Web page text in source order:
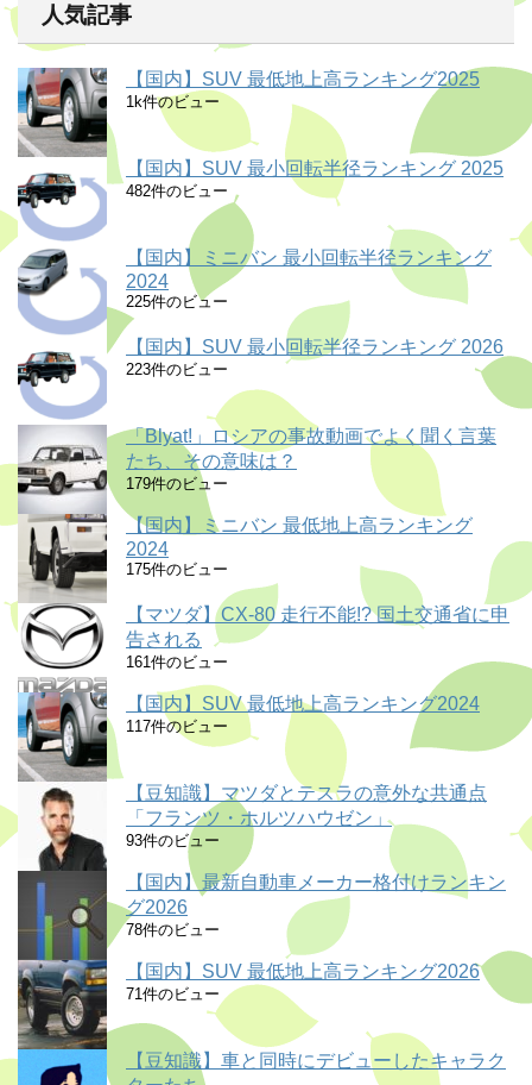
人気記事
【国内】SUV 最低地上高ランキング2025
1k件のビュー
【国内】SUV 最小回転半径ランキング 2025
482件のビュー
【国内】ミニバン 最小回転半径ランキング
2024
225件のビュー
【国内】SUV 最小回転半径ランキング 2026
223件のビュー
「Blyat!」ロシアの事故動画でよく聞く言葉
たち、その意味は？
179件のビュー
【国内】ミニバン 最低地上高ランキング
2024
175件のビュー
【マツダ】CX-80 走行不能!? 国土交通省に申
告される
161件のビュー
【国内】SUV 最低地上高ランキング2024
117件のビュー
【豆知識】マツダとテスラの意外な共通点
「フランツ・ホルツハウゼン」
93件のビュー
【国内】最新自動車メーカー格付けランキン
グ2026
78件のビュー
【国内】SUV 最低地上高ランキング2026
71件のビュー
【豆知識】車と同時にデビューしたキャラク